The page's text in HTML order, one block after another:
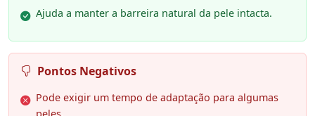
Ajuda a manter a barreira natural da pele intacta.
Pontos Negativos
Pode exigir um tempo de adaptação para algumas